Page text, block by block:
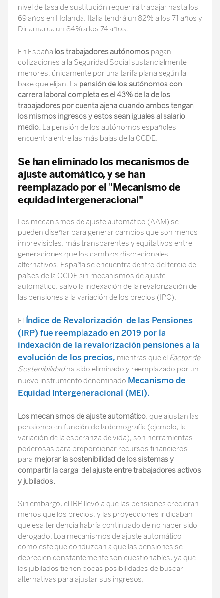
nivel de tasa de sustitución requerirá trabajar hasta los
69 años en Holanda. Italia tendrá un 82% a los 71 años y
Dinamarca un 84% a los 74 años.
En España los trabajadores autónomos pagan
cotizaciones a la Seguridad Social sustancialmente
menores, únicamente por una tarifa plana según la
base que elijan. La pensión de los autónomos con
carrera laboral completa es el 43% de la de los
trabajadores por cuenta ajena cuando ambos tengan
los mismos ingresos y estos sean iguales al salario
medio. La pensión de los autónomos españoles
encuentra entre las más bajas de la OCDE.
Se han eliminado los mecanismos de
ajuste automático, y se han
reemplazado por el "Mecanismo de
equidad intergeneracional"
Los mecanismos de ajuste automático (AAM) se
pueden diseñar para generar cambios que son menos
imprevisibles, más transparentes y equitativos entre
generaciones que los cambios discrecionales
alternativos. España se encuentra dentro del tercio de
países de la OCDE sin mecanismos de ajuste
automático, salvo la indexación de la revalorización de
las pensiones a la variación de los precios (IPC).
El Índice de Revalorización de las Pensiones
(IRP) fue reemplazado en 2019 por la
indexación de la revalorización pensiones a la
evolución de los precios, mientras que el Factor de
Sostenibilidadha sido eliminado y reemplazado por un
nuevo instrumento denominado Mecanismo de
Equidad Intergeneracional (MEI).
Los mecanismos de ajuste automático, que ajustan las
pensiones en función de la demografía (ejemplo, la
variación de la esperanza de vida), son herramientas
poderosas para proporcionar recursos financieros
para mejorar la sostenibilidad de los sistemas y
compartir la carga del ajuste entre trabajadores activos
y jubilados.
Sin embargo, el IRP llevó a que las pensiones crecieran
menos que los precios, y las proyecciones indicaban
que esa tendencia habría continuado de no haber sido
derogado. Loa mecanismos de ajuste automático
como este que conduzcan a que las pensiones se
deprecien constantemente son cuestionables, ya que
los jubilados tienen pocas posibilidades de buscar
alternativas para ajustar sus ingresos.